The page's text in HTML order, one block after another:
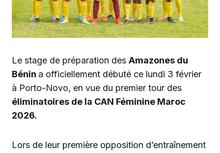
Le stage de préparation des Amazones du
Bénin a officiellement débuté ce lundi 3 février
à Porto-Novo, en vue du premier tour des
éliminatoires de la CAN Féminine Maroc
2026.
Lors de leur première opposition d’entraînement